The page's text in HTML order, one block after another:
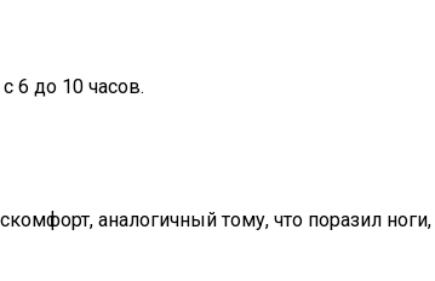
6 до 10 часов.
аналогичный тому, что поразил ноги,